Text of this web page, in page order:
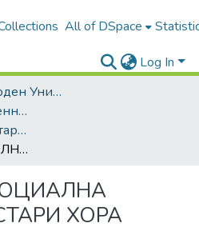
All of DSpace
Log In
Бургаски Свободен Университет | Burgas Free University
5. Списание Съвременна хуманитаристика | Journal of Contemporary Humanitaristics
Съвременна хуманитаристика, 2013, Брой 1
ГРУПОВАТА СОЦИАЛНА РАБОТА СЪС СТАРИ ХОРА
ХОРА